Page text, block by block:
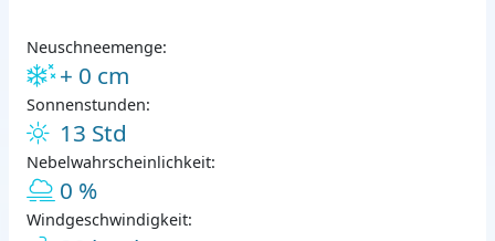
Neuschneemenge:
+ 0 cm
Sonnenstunden:
13 Std
Nebelwahrscheinlichkeit:
0 %
Windgeschwindigkeit: